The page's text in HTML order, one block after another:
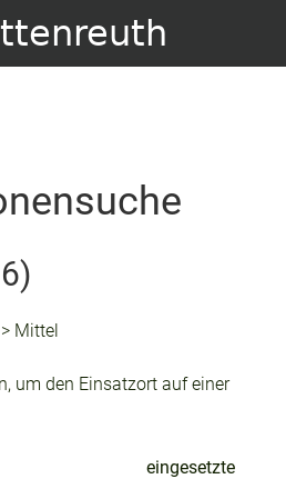
Mittel
um den Einsatzort auf einer
eingesetzte